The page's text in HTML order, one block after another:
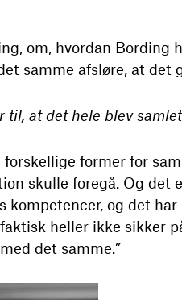
om, hvordan Bording
samme afsløre, at det
at det hele blev
former for
skulle foregå. Og det
og det
heller ikke sikker
det samme.”